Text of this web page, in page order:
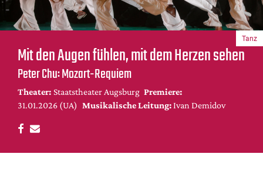
Bühnenwelt
Festivals & Veranstaltungen
Menschen & Theater
Themen
Internationales
Nachrufe
DdB-map
Mit den Augen fühlen, mit dem Herzen sehen
Peter Chu: Mozart-Requiem
Theater: Staatstheater Augsburg Premiere:
31.01.2026 (UA) Musikalische Leitung: Ivan Demidov
Tanz